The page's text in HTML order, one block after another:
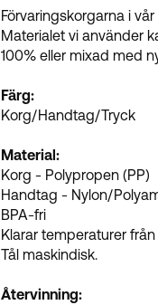
Förvaringskorgarna i
Materialet vi använder
100% eller mixad med
Färg:
Korg/Handtag/Tryck
Material:
Korg - Polypropen (PP)
Handtag - Nylon/
BPA-fri
Klarar temperaturer från
Tål maskindisk.
Återvinning: